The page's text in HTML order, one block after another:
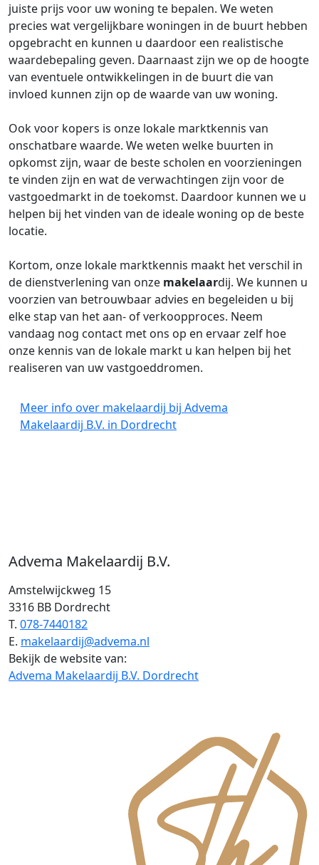
Advema Makelaardij B.V.
Amstelwijckweg 15
3316 BB Dordrecht
T. 078-7440182
E. makelaardij@advema.nl
Bekijk de website van:
Advema Makelaardij B.V. Dordrecht
juiste prijs voor uw woning te bepalen. We weten
precies wat vergelijkbare woningen in de buurt hebben
opgebracht en kunnen u daardoor een realistische
waardebepaling geven. Daarnaast zijn we op de hoogte
van eventuele ontwikkelingen in de buurt die van
invloed kunnen zijn op de waarde van uw woning.
Ook voor kopers is onze lokale marktkennis van
onschatbare waarde. We weten welke buurten in
opkomst zijn, waar de beste scholen en voorzieningen
te vinden zijn en wat de verwachtingen zijn voor de
vastgoedmarkt in de toekomst. Daardoor kunnen we u
helpen bij het vinden van de ideale woning op de beste
locatie.
Kortom, onze lokale marktkennis maakt het verschil in
de dienstverlening van onze makelaardij. We kunnen u
voorzien van betrouwbaar advies en begeleiden u bij
elke stap van het aan- of verkoopproces. Neem
vandaag nog contact met ons op en ervaar zelf hoe
onze kennis van de lokale markt u kan helpen bij het
realiseren van uw vastgoeddromen.
Meer info over makelaardij bij Advema
Makelaardij B.V. in Dordrecht